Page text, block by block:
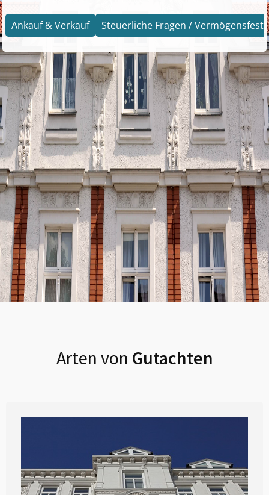
Ankauf & Verkauf Steuerliche Fragen /
Arten von Gutachten